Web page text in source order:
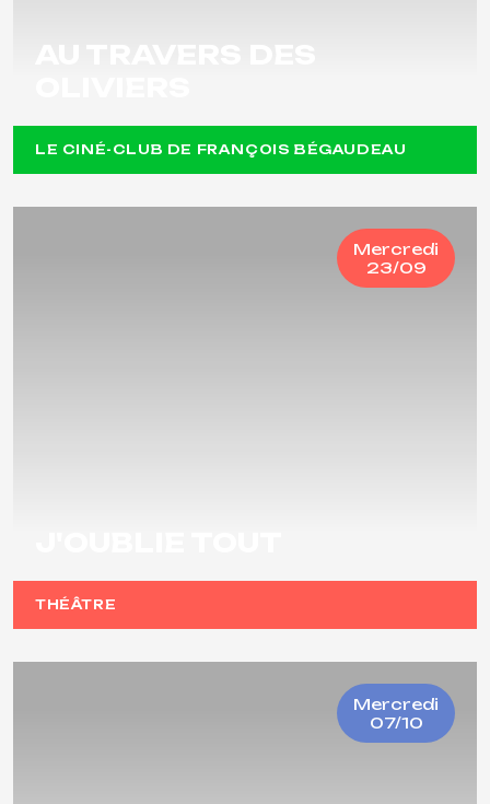
LE CINÉ-CLUB DE FRANÇOIS BÉGAUDEAU
Mercredi
23/09
THÉÂTRE
Mercredi
07/10